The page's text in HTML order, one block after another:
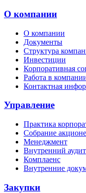
О компании
О компании
Документы
Структура
Инвестиции
Корпоративная
Работа в
Контактная
Управление
Практика
Собрание
Менеджмент
Внутренний аудит
Комплаенс
Внутренние
Закупки